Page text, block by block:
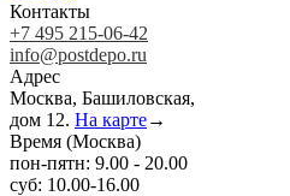
Контакты
+7 495 215-06-42
info@postdepo.ru
Адрес
Москва, Башиловская,
дом 12. На карте→
Время (Москва)
пон-пятн: 9.00 - 20.00
суб: 10.00-16.00